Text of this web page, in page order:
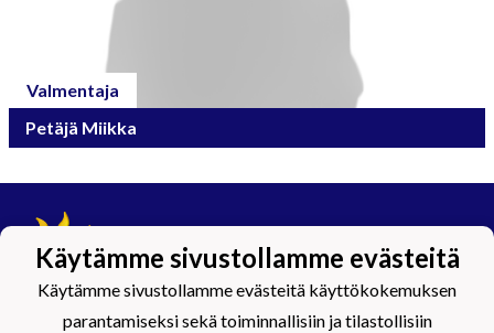
Valmentaja
Petäjä Miikka
Käytämme sivustollamme evästeitä
Käytämme sivustollamme evästeitä käyttökokemuksen
parantamiseksi sekä toiminnallisiin ja tilastollisiin